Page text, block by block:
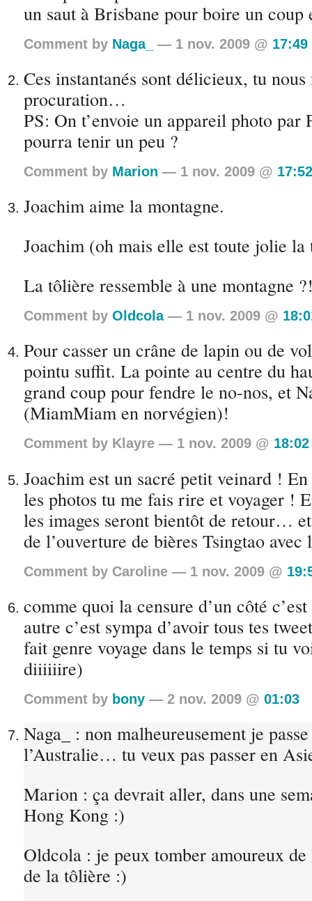
un saut à Brisbane pour boire un coup
Comment by Naga_ — 1 nov. 2009 @ 17:49
Ces instantanés sont délicieux, tu
procuration…
PS: On t’envoie un appareil photo par
pourra tenir un peu ?
Comment by Marion — 1 nov. 2009 @
Joachim aime la montagne.
Joachim (oh mais elle est toute jolie
La tôlière ressemble à une montagne
Comment byOldcola— 1 nov. 2009 @
Pour casser un crâne de lapin ou de
pointu suffit. La pointe au centre du
grand coup pour fendre le no-nos, et
(MiamMiam en norvégien)!
Comment by Klayre — 1 nov. 2009 @ 18:02
Joachim est un sacré petit veinard !
les photos tu me fais rire et voyager !
les images seront bientôt de retour…
de l’ouverture de bières Tsingtao avec
Comment by Caroline — 1 nov. 2009 @
comme quoi la censure d’un côté
autre c’est sympa d’avoir tous tes
fait genre voyage dans le temps si tu
diiiiiire)
Comment by bony — 2 nov. 2009 @01:03
Naga_ : non malheureusement je
l’Australie… tu veux pas passer en
Marion : ça devrait aller, dans une
Hong Kong :)
Oldcola : je peux tomber amoureux
de la tôlière :)